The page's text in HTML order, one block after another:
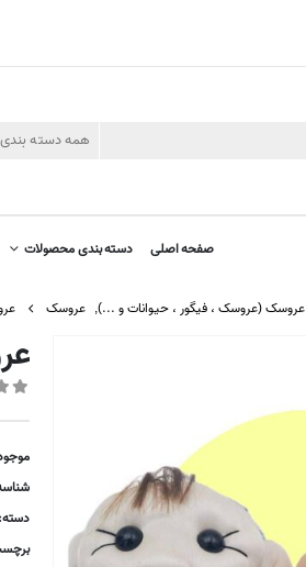
همه دسته
صفحه اصلی دسته بندی محصولات
عروسک (عروسک ، فیگور ، حیوانات و ...), عروسک
دسته: